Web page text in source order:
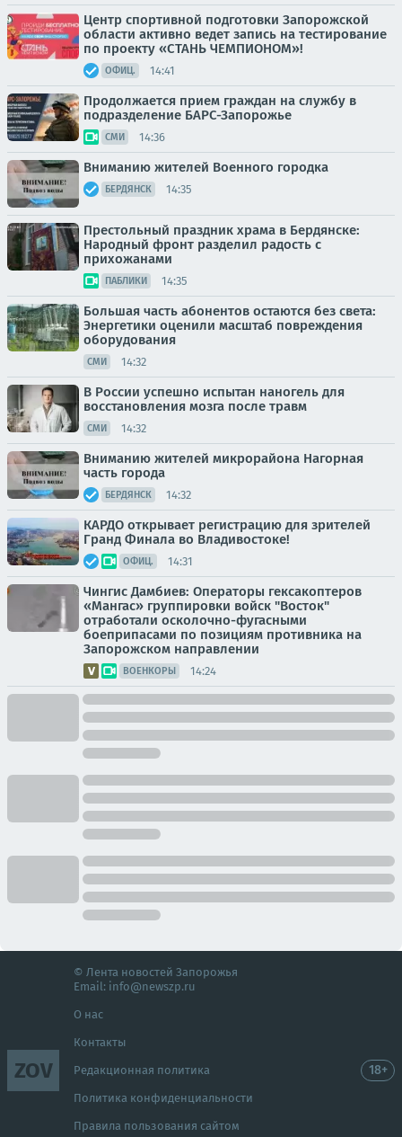
Центр спортивной подготовки Запорожской
области активно ведет запись на тестирование
по проекту «СТАНЬ ЧЕМПИОНОМ»!
ОФИЦ. 14:41
Продолжается прием граждан на службу в
подразделение БАРС-Запорожье
СМИ 14:36
Вниманию жителей Военного городка
БЕРДЯНСК 14:35
Престольный праздник храма в Бердянске:
Народный фронт разделил радость с
прихожанами
ПАБЛИКИ 14:35
Большая часть абонентов остаются без света:
Энергетики оценили масштаб повреждения
оборудования
СМИ 14:32
В России успешно испытан наногель для
восстановления мозга после травм
СМИ 14:32
Вниманию жителей микрорайона Нагорная
часть города
БЕРДЯНСК 14:32
КАРДО открывает регистрацию для зрителей
Гранд Финала во Владивостоке!
ОФИЦ. 14:31
Чингис Дамбиев: Операторы гексакоптеров
«Мангас» группировки войск "Восток"
отработали осколочно-фугасными
боеприпасами по позициям противника на
Запорожском направлении
ВОЕНКОРЫ 14:24
ZOV
© Лента новостей Запорожья
Email: info@newszp.ru
О нас
Контакты
Редакционная политика
Политика конфиденциальности
Правила пользования сайтом
18+